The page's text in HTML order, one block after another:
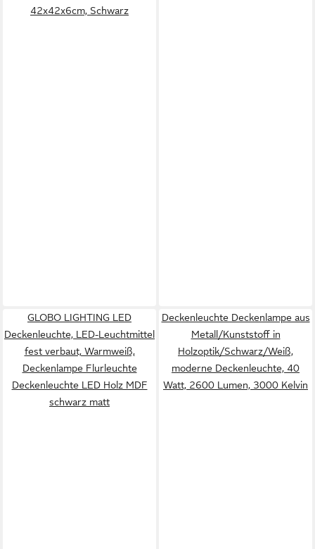
42x42x6cm, Schwarz
GLOBO LIGHTING LED
Deckenleuchte, LED-Leuchtmittel
fest verbaut, Warmweiß,
Deckenlampe Flurleuchte
Deckenleuchte LED Holz MDF
schwarz matt
Deckenleuchte Deckenlampe aus
Metall/Kunststoff in
Holzoptik/Schwarz/Weiß,
moderne Deckenleuchte, 40
Watt, 2600 Lumen, 3000 Kelvin